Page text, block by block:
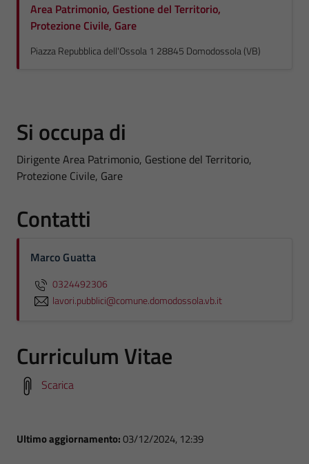
Area Patrimonio, Gestione del Territorio,
Protezione Civile, Gare
Piazza Repubblica dell'Ossola 1 28845 Domodossola (VB)
Si occupa di
Dirigente Area Patrimonio, Gestione del Territorio,
Protezione Civile, Gare
Contatti
Marco Guatta
0324492306
lavori.pubblici@comune.domodossola.vb.it
Curriculum Vitae
Scarica
Ultimo aggiornamento:03/12/2024, 12:39